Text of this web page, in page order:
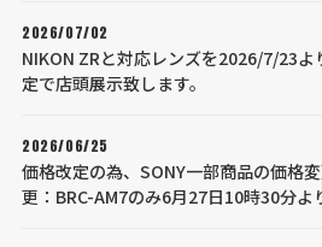
2026/07/02
NIKON ZRと対応レンズを2026/7/23
定で店頭展示致します。
2026/06/25
価格改定の為、SONY一部商品の価格
更：BRC-AM7のみ6月27日10時30分よ